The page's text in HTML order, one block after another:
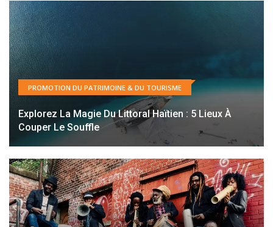
PROMOTION DU PATRIMOINE & DU TOURISME
Explorez La Magie Du Littoral Haïtien : 5 Lieux À
Couper Le Souffle